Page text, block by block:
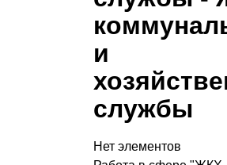
и
службы
Нет элементов